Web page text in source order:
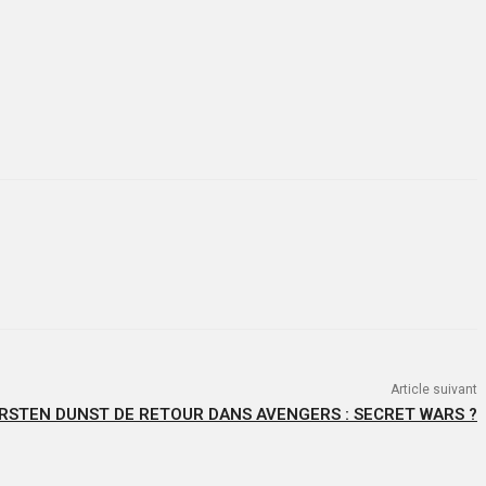
Article suivant
DUNST DE RETOUR DANS AVENGERS : SECRET WARS ?